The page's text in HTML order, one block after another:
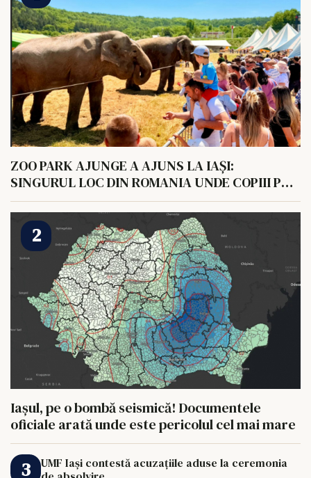
ZOO PARK AJUNGE A AJUNS LA IAȘI:
SINGURUL LOC DIN ROMANIA UNDE COPIII POT
HRANI UN ELEFANT
Iașul, pe o bombă seismică! Documentele
oficiale arată unde este pericolul cel mai mare
UMF Iași contestă acuzațiile aduse la ceremonia